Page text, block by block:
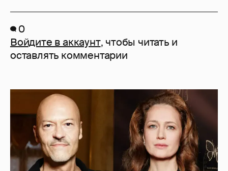
0
Войдите в аккаунт, чтобы читать и
оставлять комментарии